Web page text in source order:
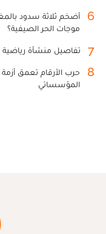
6
أضخم ثلاثة سدود
موجات الحر الصيفية؟
7 تفاصيل منشأة رياضية
8
حرب الأرقام تعمق
المؤسساتي